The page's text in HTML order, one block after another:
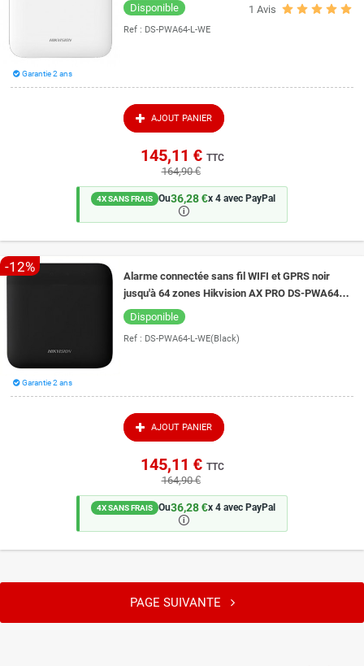
1 Avis
Disponible
Ref : DS-PWA64-L-WE
Garantie 2 ans
AJOUT PANIER
145,11 € TTC
164,90 €
4X SANS FRAIS Ou36,28 €x 4 avec PayPal
🛈
-12%
Alarme connectée sans fil WIFI et GPRS noir
jusqu'à 64 zones Hikvision AX PRO DS-PWA64-L-
WE(Black)
Disponible
Ref : DS-PWA64-L-WE(Black)
Garantie 2 ans
AJOUT PANIER
145,11 € TTC
164,90 €
4X SANS FRAIS Ou36,28 €x 4 avec PayPal
🛈
PAGE SUIVANTE